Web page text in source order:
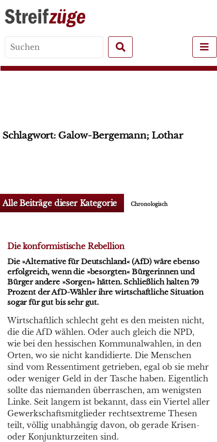
for:
Schlagwort: Galow-Bergemann; Lothar
Alle Beiträge dieser Kategorie Chronologisch
Die konformistische Rebellion
Die »Alternative für Deutschland« (AfD) wäre ebenso
erfolgreich, wenn die »besorgten« Bürgerinnen und
Bürger andere »Sorgen« hätten. Schließlich halten 79
Prozent der AfD-Wähler ihre wirtschaftliche Situation
sogar für gut bis sehr gut.
Wirtschaftlich schlecht geht es den meisten nicht,
die die AfD wählen. Oder auch gleich die NPD,
wie bei den hessischen Kommunalwahlen, in den
Orten, wo sie nicht kandidierte. Die Menschen
sind vom Ressentiment getrieben, egal ob sie mehr
oder weniger Geld in der Tasche haben. Eigentlich
sollte das niemanden überraschen, am wenigsten
Linke. Seit langem ist bekannt, dass ein Viertel aller
Gewerkschaftsmitglieder rechtsextreme Thesen
teilt, völlig unabhängig davon, ob gerade Krisen-
oder Konjunkturzeiten sind.